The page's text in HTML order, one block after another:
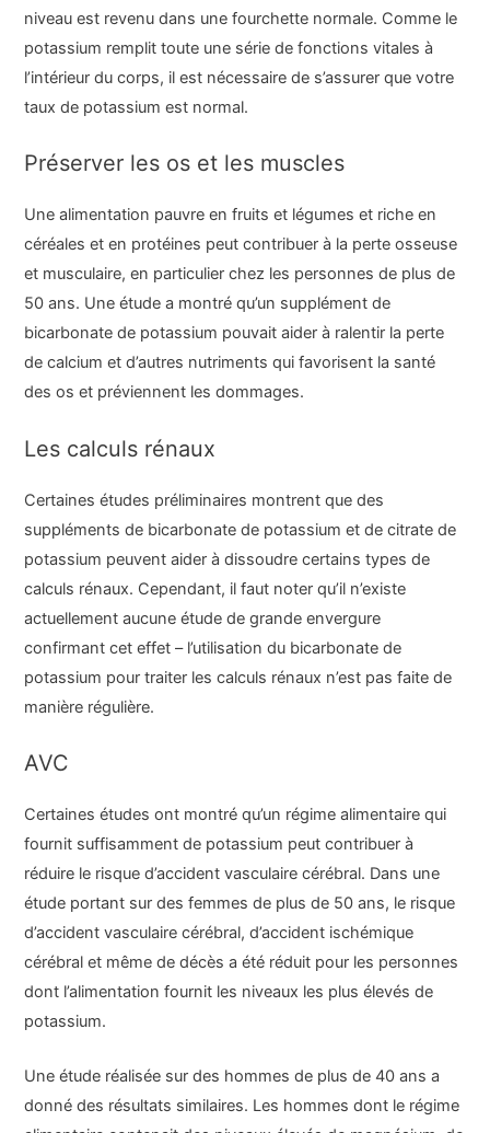
niveau est revenu dans une fourchette normale. Comme le
potassium remplit toute une série de fonctions vitales à
l’intérieur du corps, il est nécessaire de s’assurer que votre
taux de potassium est normal.
Préserver les os et les muscles
Une alimentation pauvre en fruits et légumes et riche en
céréales et en protéines peut contribuer à la perte osseuse
et musculaire, en particulier chez les personnes de plus de
50 ans. Une étude a montré qu’un supplément de
bicarbonate de potassium pouvait aider à ralentir la perte
de calcium et d’autres nutriments qui favorisent la santé
des os et préviennent les dommages.
Les calculs rénaux
Certaines études préliminaires montrent que des
suppléments de bicarbonate de potassium et de citrate de
potassium peuvent aider à dissoudre certains types de
calculs rénaux. Cependant, il faut noter qu’il n’existe
actuellement aucune étude de grande envergure
confirmant cet effet – l’utilisation du bicarbonate de
potassium pour traiter les calculs rénaux n’est pas faite de
manière régulière.
AVC
Certaines études ont montré qu’un régime alimentaire qui
fournit suffisamment de potassium peut contribuer à
réduire le risque d’accident vasculaire cérébral. Dans une
étude portant sur des femmes de plus de 50 ans, le risque
d’accident vasculaire cérébral, d’accident ischémique
cérébral et même de décès a été réduit pour les personnes
dont l’alimentation fournit les niveaux les plus élevés de
potassium.
Une étude réalisée sur des hommes de plus de 40 ans a
donné des résultats similaires. Les hommes dont le régime